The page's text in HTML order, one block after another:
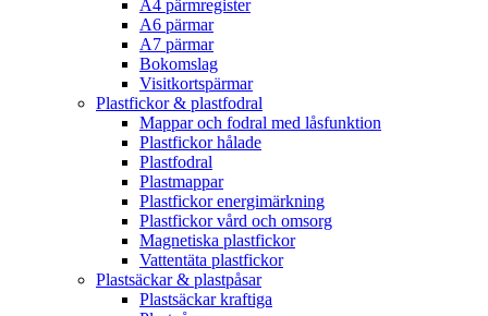
A4 pärmregister
A6 pärmar
A7 pärmar
Bokomslag
Visitkortspärmar
Plastfickor & plastfodral
Mappar och fodral med låsfunktion
Plastfickor hålade
Plastfodral
Plastmappar
Plastfickor energimärkning
Plastfickor vård och omsorg
Magnetiska plastfickor
Vattentäta plastfickor
Plastsäckar & plastpåsar
Plastsäckar kraftiga